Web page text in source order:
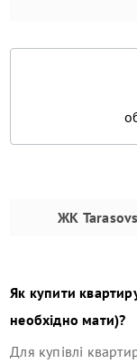
ЖК
Як купити
необхідно мати)?
Для купівлі